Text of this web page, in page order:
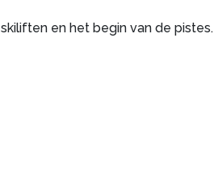
en het begin van de pistes.